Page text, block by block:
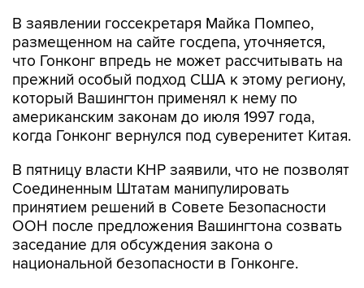
В заявлении госсекретаря Майка Помпео,
размещенном на сайте госдепа, уточняется,
что Гонконг впредь не может рассчитывать на
прежний особый подход США к этому региону,
который Вашингтон применял к нему по
американским законам до июля 1997 года,
когда Гонконг вернулся под суверенитет Китая.
В пятницу власти КНР заявили, что не позволят
Соединенным Штатам манипулировать
принятием решений в Совете Безопасности
ООН после предложения Вашингтона созвать
заседание для обсуждения закона о
национальной безопасности в Гонконге.